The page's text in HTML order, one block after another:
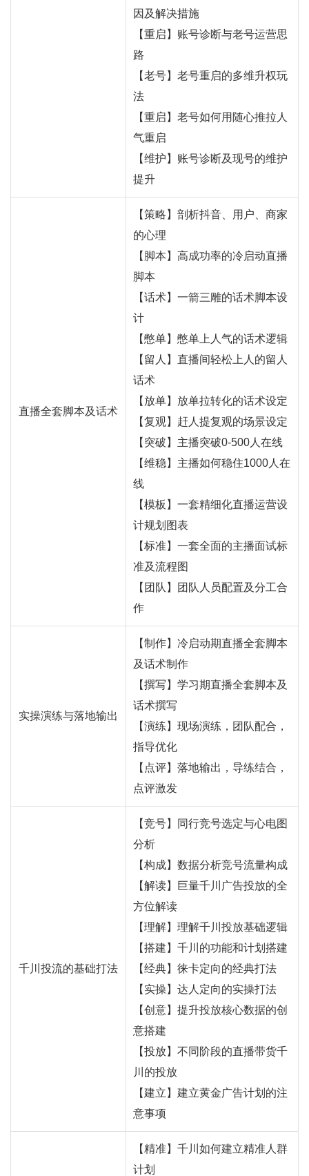
因及解决措施
【重启】账号诊断与老号运营思
路
【老号】老号重启的多维升权玩
法
【重启】老号如何用随心推拉人
气重启
【维护】账号诊断及现号的维护
提升
直播全套脚本及话术
【策略】剖析抖音、用户、商家
的心理
【脚本】高成功率的冷启动直播
脚本
【话术】一箭三雕的话术脚本设
计
【憋单】憋单上人气的话术逻辑
【留人】直播间轻松上人的留人
话术
【放单】放单拉转化的话术设定
【复观】赶人提复观的场景设定
【突破】主播突破0-500人在线
【维稳】主播如何稳住1000人在
线
【模板】一套精细化直播运营设
计规划图表
【标准】一套全面的主播面试标
准及流程图
【团队】团队人员配置及分工合
作
实操演练与落地输出
【制作】冷启动期直播全套脚本
及话术制作
【撰写】学习期直播全套脚本及
话术撰写
【演练】现场演练，团队配合，
指导优化
【点评】落地输出，导练结合，
点评激发
千川投流的基础打法
【竞号】同行竞号选定与心电图
分析
【构成】数据分析竞号流量构成
【解读】巨量千川广告投放的全
方位解读
【理解】理解千川投放基础逻辑
【搭建】千川的功能和计划搭建
【经典】徕卡定向的经典打法
【实操】达人定向的实操打法
【创意】提升投放核心数据的创
意搭建
【投放】不同阶段的直播带货千
川的投放
【建立】建立黄金广告计划的注
意事项
【精准】千川如何建立精准人群
计划